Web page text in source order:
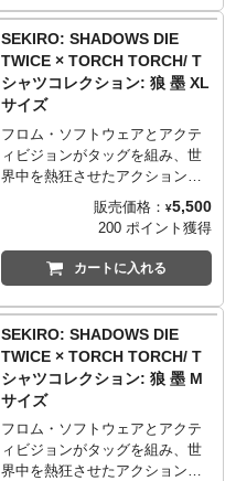
綿100% 5.6oz ヘビーウェイトボ
ディ
※杢灰のみ 綿90%、ポリエステ
ル10% 5.6oz ヘビーウェイトボ
ディ
TORCH TORCH OFFICIAL
SITE：http://www.torchtorch.jp
──────────────────
■サイズ（着丈／身幅／肩幅／袖
丈）
Sサイズ （65cm／49cm／42cm
／19cm）
Mサイズ （69cm／52cm／46cm
／20cm）
Lサイズ （73cm／55cm／50cm
XLサイズ （77cm／58cm／
54cm／24cm）
XXLサイズ （84cm／68cm／
60cm／26cm）
■マテリアル
綿100% 5.6oz ヘビーウェイトボ
ディ
※杢灰のみ 綿90%、ポリエステ
ル10% 5.6oz ヘビーウェイトボ
ディ
TORCH TORCH OFFICIAL
顔。その狼の精悍な姿を、荒々
しくも繊細な鉛筆画で表現いた
しました。高精細シルクスクリ
ーンを使用し、柔らかな染み込
みインクを使用することで描写
の細部までを忠実に再現。画
家・青木薫氏の描き下ろしによ
生地はしっかりとした厚みの5.6
オンスを採用。着心地が良く、
何度洗っても型崩れしづらく風
──────────────────
■サイズ（着丈／身幅／肩幅／袖
丈）
Sサイズ （65cm／49cm／42cm
／19cm）
Mサイズ （69cm／52cm／46cm
／20cm）
Lサイズ （73cm／55cm／50cm
SEKIRO: SHADOWS DIE
TWICE × TORCH TORCH/ T
シャツコレクション: 狼 墨 XL
サイズ
フロム・ソフトウェアとアクテ
ィビジョンがタッグを組み、世
界中を熱狂させたアクション・
アドベンチャーゲーム
『SEKIRO: SHADOWS DIE
TWICE』。「TORCH TORCH」
とのコラボレーションTシャツが
待望の登場です！
顔。その狼の精悍な姿を、荒々
しくも繊細な鉛筆画で表現いた
しました。高精細シルクスクリ
ーンを使用し、柔らかな染み込
みインクを使用することで描写
の細部までを忠実に再現。画
家・青木薫氏の描き下ろしによ
販売価格： ¥5,500
200 ポイント獲得
カートに入れる
SEKIRO: SHADOWS DIE
TWICE × TORCH TORCH/ T
シャツコレクション: 狼 墨 M
サイズ
フロム・ソフトウェアとアクテ
ィビジョンがタッグを組み、世
界中を熱狂させたアクション・